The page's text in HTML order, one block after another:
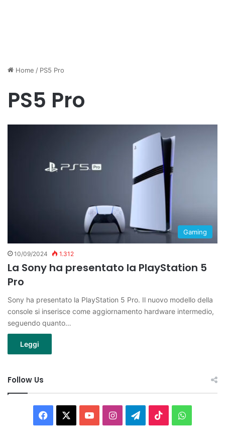
Home / PS5 Pro
PS5 Pro
Gaming
10/09/2024 1.312
La Sony ha presentato la PlayStation 5
Pro
Sony ha presentato la PlayStation 5 Pro. Il nuovo modello della
console si inserisce come aggiornamento hardware intermedio,
seguendo quanto…
Leggi
Follow Us
Facebook You InstagramTelegram
TikTok